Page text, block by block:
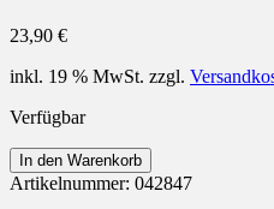
23,90 €
inkl. 19 % MwSt. zzgl.
Verfügbar
Creolen
Edelstahl
In den Warenkorb
Artikelnummer: 042847